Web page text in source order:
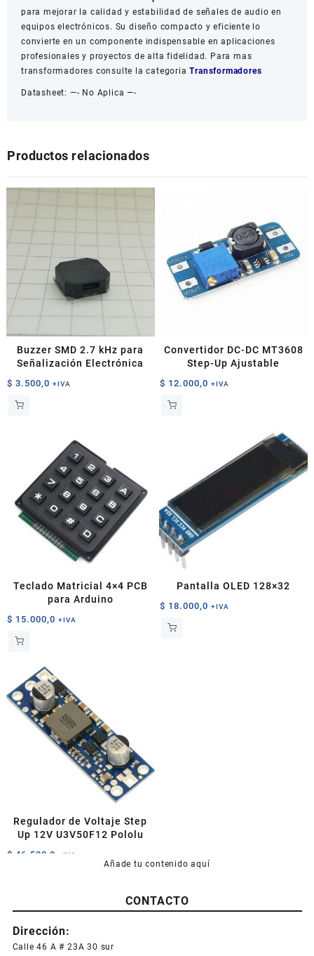
para mejorar la calidad y estabilidad de señales de audio en
equipos electrónicos. Su diseño compacto y eficiente lo
convierte en un componente indispensable en aplicaciones
profesionales y proyectos de alta fidelidad. Para mas
transformadores consulte la categoriaTransformadores
Datasheet: —- No Aplica —-
Productos relacionados
Buzzer SMD 2.7 kHz para
Señalización Electrónica
$ 3.500,0 +IVA
Convertidor DC-DC MT3608
Step-Up Ajustable
$ 12.000,0 +IVA
Teclado Matricial 4×4 PCB
para Arduino
$ 15.000,0 +IVA
Pantalla OLED 128×32
$ 18.000,0 +IVA
Regulador de Voltaje Step
Up 12V U3V50F12 Pololu
$ 46.500,0 +IVA
Añade tu contenido aquí
CONTACTO
Dirección:
Calle 46 A # 23A 30 sur